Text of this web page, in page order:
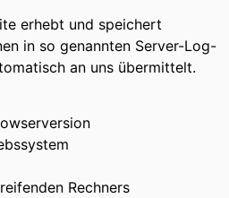
erhebt und speichert
in so genannten Server-Log-
an uns übermittelt.
Rechners